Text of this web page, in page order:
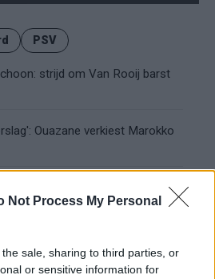
Not Process My Personal
sale, sharing to third parties, or
or sensitive information for
PSV
strijd om Van Rooij barst
Ouazane verkiest Marokko
miljoen